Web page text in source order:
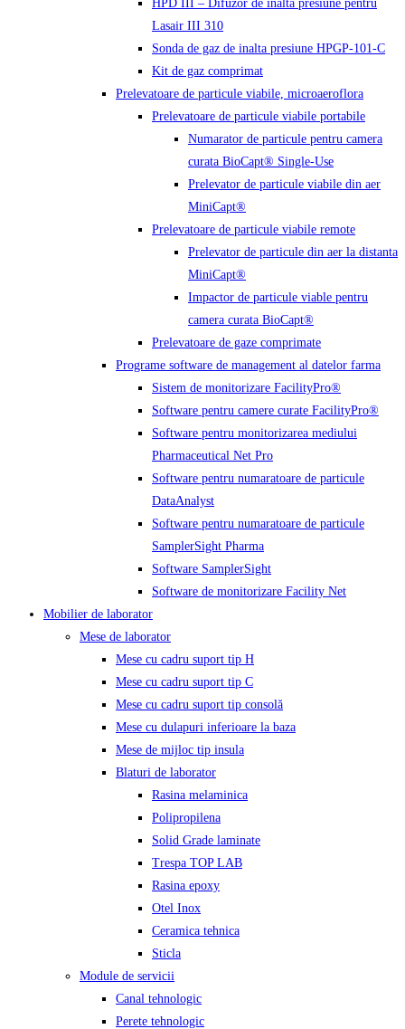
HPD III – Difuzor de inalta presiune pentru
Lasair III 310
Sonda de gaz de inalta presiune HPGP-101-C
Kit de gaz comprimat
Prelevatoare de particule viabile, microaeroflora
Prelevatoare de particule viabile portabile
Numarator de particule pentru camera
curata BioCapt® Single-Use
Prelevator de particule viabile din aer
MiniCapt®
Prelevatoare de particule viabile remote
Prelevator de particule din aer la distanta
MiniCapt®
Impactor de particule viable pentru
camera curata BioCapt®
Prelevatoare de gaze comprimate
Programe software de management al datelor farma
Sistem de monitorizare FacilityPro®
Software pentru camere curate FacilityPro®
Software pentru monitorizarea mediului
Pharmaceutical Net Pro
Software pentru numaratoare de particule
DataAnalyst
Software pentru numaratoare de particule
SamplerSight Pharma
Software SamplerSight
Software de monitorizare Facility Net
Mobilier de laborator
Mese de laborator
Mese cu cadru suport tip H
Mese cu cadru suport tip C
Mese cu cadru suport tip consolă
Mese cu dulapuri inferioare la baza
Mese de mijloc tip insula
Blaturi de laborator
Rasina melaminica
Polipropilena
Solid Grade laminate
Trespa TOP LAB
Rasina epoxy
Otel Inox
Ceramica tehnica
Sticla
Module de servicii
Canal tehnologic
Perete tehnologic